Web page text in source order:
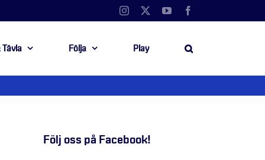
Instagram YouTube
Tävla Följa Play
Följ oss på Facebook!